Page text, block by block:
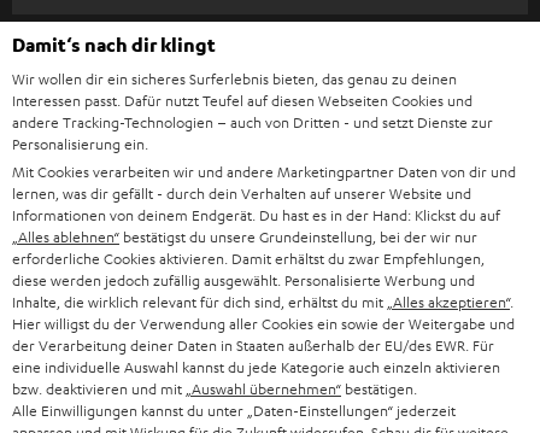
l
d
u
n
g
HEIMKINO-KOMPLETTANLAGEN
SOUNDBAR
HIFI-LAUTSPRECHER
SMART HOME
BLUETOOTH-LAUTSPRECHER
KOPFHÖRER
BLUETOOTH-KOPFHÖRER
STEREOANLAGEN
SUPPORT
PRESSE & MARKETING
GESCHÄFTSKUNDEN
PARTNERPROGRAMM
BLOG
NEWSLETTER
STORES
Teufel Onlineshops
DEUTSCHLAND
ÖSTERREICH
SCHWEIZ
NIEDERLANDE
BELGIEN
Damit‘s nach dir klingt
Wir wollen dir ein sicheres Surferlebnis bieten, das genau zu deinen
Interessen passt. Dafür nutzt Teufel auf diesen Webseiten Cookies und
andere Tracking-Technologien – auch von Dritten - und setzt Dienste zur
Personalisierung ein.
Mit Cookies verarbeiten wir und andere Marketingpartner Daten von dir und
lernen, was dir gefällt - durch dein Verhalten auf unserer Website und
Informationen von deinem Endgerät. Du hast es in der Hand: Klickst du auf
„Alles ablehnen“ bestätigst du unsere Grundeinstellung, bei der wir nur
erforderliche Cookies aktivieren. Damit erhältst du zwar Empfehlungen,
diese werden jedoch zufällig ausgewählt. Personalisierte Werbung und
Inhalte, die wirklich relevant für dich sind, erhältst du mit „Alles akzeptieren“.
Hier willigst du der Verwendung aller Cookies ein sowie der Weitergabe und
der Verarbeitung deiner Daten in Staaten außerhalb der EU/des EWR. Für
eine individuelle Auswahl kannst du jede Kategorie auch einzeln aktivieren
bzw. deaktivieren und mit „Auswahl übernehmen“ bestätigen.
Alle Einwilligungen kannst du unter „Daten-Einstellungen“ jederzeit